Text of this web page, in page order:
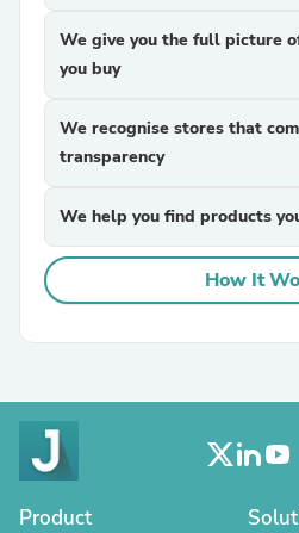
We give you the full picture
you buy
We recognise stores that
transparency
We help you find products
How It
Product